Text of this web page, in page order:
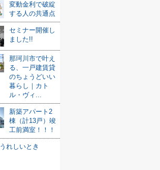
変動金利で破綻
する人の共通点
セミナー開催し
ました!!
那珂川市で叶え
る、一戸建賃貸
のちょうどいい
暮らし｜カト
ル・ヴィ...
新築アパート2
棟（計13戸）竣
工前満室！！！
うれしいとき